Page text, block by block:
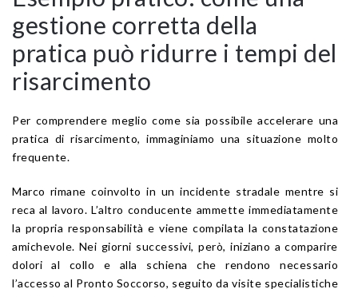
gestione corretta della
pratica può ridurre i tempi del
risarcimento
Per comprendere meglio come sia possibile accelerare una
pratica di risarcimento, immaginiamo una situazione molto
frequente.
Marco rimane coinvolto in un incidente stradale mentre si
reca al lavoro. L’altro conducente ammette immediatamente
la propria responsabilità e viene compilata la constatazione
amichevole. Nei giorni successivi, però, iniziano a comparire
dolori al collo e alla schiena che rendono necessario
l’accesso al Pronto Soccorso, seguito da visite specialistiche